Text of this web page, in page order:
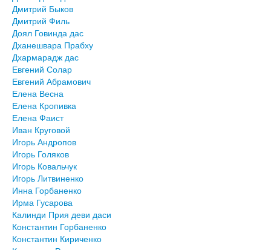
Дмитрий Быков
Дмитрий Филь
Доял Говинда дас
Дханешвара Прабху
Дхармарадж дас
Евгений Солар
Евгений Абрамович
Елена Весна
Елена Кропивка
Елена Фаист
Иван Круговой
Игорь Андропов
Игорь Голяков
Игорь Ковальчук
Игорь Литвиненко
Инна Горбаненко
Ирма Гусарова
Калинди Прия деви даси
Константин Горбаненко
Константин Кириченко